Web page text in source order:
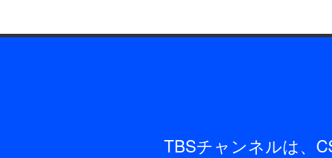
TBSチャンネルは、